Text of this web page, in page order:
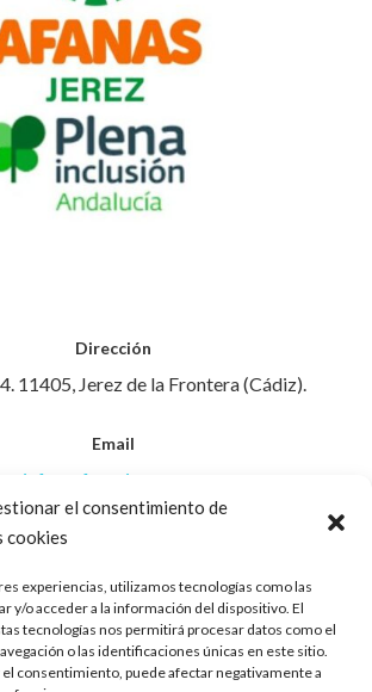
el consentimiento de
cookies
experiencias, utilizamos tecnologías como las
y/o acceder a la información del dispositivo. El
tecnologías nos permitirá procesar datos como el
o las identificaciones únicas en este sitio.
consentimiento, puede afectar negativamente a
Dirección
11405, Jerez de la Frontera (Cádiz).
Email
info@afanasjerez.com
Aviso Legal